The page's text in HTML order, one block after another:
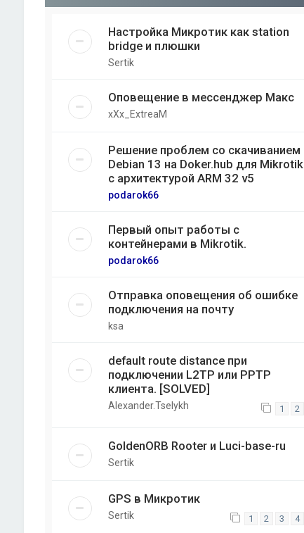
Настройка Микротик как station
bridge и плюшки
Sertik
Оповещение в мессенджер Макс
xXx_ExtreaM
Решение проблем со скачиванием
Debian 13 на Doker.hub для Mikrotik
с архитектурой ARM 32 v5
podarok66
Первый опыт работы с
контейнерами в Mikrotik.
podarok66
Отправка оповещения об ошибке
подключения на почту
ksa
default route distance при
подключении L2TP или PPTP
клиента. [SOLVED]
Alexander.Tselykh 1 2
GoldenORB Rooter и Luci-base-ru
Sertik
GPS в Микротик
Sertik 1 2 3 4